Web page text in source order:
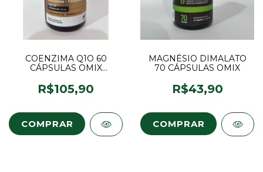
COENZIMA Q1O 60
CÁPSULAS OMIX
R$105,90
MAGNÉSIO DIMALATO
70 CÁPSULAS OMIX
R$43,90